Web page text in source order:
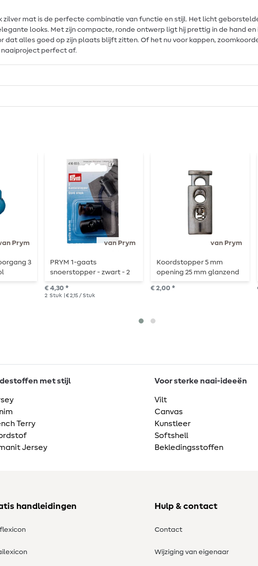
mat is de perfecte combinatie van functie en stijl. Het licht
looks. Met zijn compacte, ronde ontwerp ligt hij prettig in de hand
dat alles goed op zijn plaats blijft zitten. Of het nu voor kappen,
perfect af.
Prym
3
van Prym
PRYM 1-gaats
snoerstopper - zwart - 2
stuks
€ 4,30 *
2 Stuk | € 2,15 / Stuk
van Prym
Koordstopper 5 mm
opening 25 mm glanzend
staal
€ 2,00 *
met stijl
Terry
Jersey
Voor sterke naai-ideeën
Vilt
Canvas
Kunstleer
Softshell
Bekledingsstoffen
handleidingen Hulp & contact
Contact
Wijziging van eigenaar